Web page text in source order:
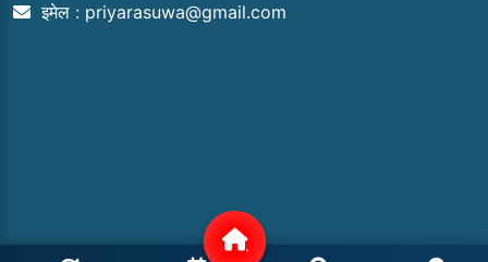
इमेल : priyarasuwa@gmail.com